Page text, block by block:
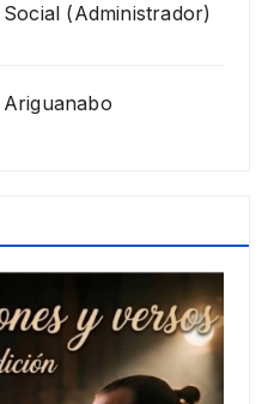
(Administrador)